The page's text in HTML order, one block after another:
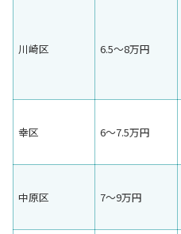
川崎区 6.5〜8万円
幸区 6〜7.5万円
中原区 7〜9万円